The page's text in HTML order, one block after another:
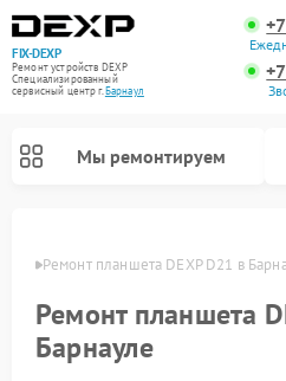
FIX-DEXP
Ремонт устройств DEXP
Специализированный
cервисный центр г.Барнаул
Мы ремонтируем
Ремонт планшета DEXP D21 в
Ремонт планшета
Барнауле